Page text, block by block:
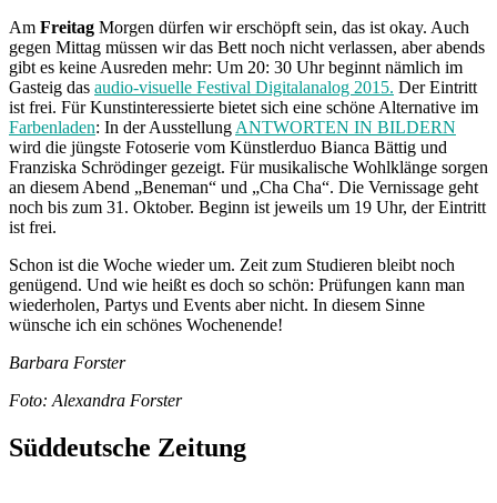
Am Freitag Morgen dürfen wir erschöpft sein, das ist okay. Auch
gegen Mittag müssen wir das Bett noch nicht verlassen, aber abends
gibt es keine Ausreden mehr: Um 20: 30 Uhr beginnt nämlich im
Gasteig das audio-visuelle Festival Digitalanalog 2015. Der Eintritt
ist frei. Für Kunstinteressierte bietet sich eine schöne Alternative im
Farbenladen: In der Ausstellung ANTWORTEN IN BILDERN
wird die jüngste Fotoserie vom Künstlerduo Bianca Bättig und
Franziska Schrödinger gezeigt. Für musikalische Wohlklänge sorgen
an diesem Abend „Beneman“ und „Cha Cha“. Die Vernissage geht
noch bis zum 31. Oktober. Beginn ist jeweils um 19 Uhr, der Eintritt
ist frei.
Schon ist die Woche wieder um. Zeit zum Studieren bleibt noch
genügend. Und wie heißt es doch so schön: Prüfungen kann man
wiederholen, Partys und Events aber nicht. In diesem Sinne
wünsche ich ein schönes Wochenende!
Barbara Forster
Foto: Alexandra Forster
Süddeutsche Zeitung